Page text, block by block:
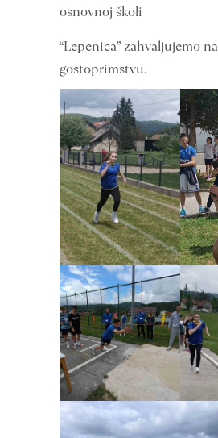
osnovnoj školi
“Lepenica” zahvaljujemo na
gostoprimstvu.